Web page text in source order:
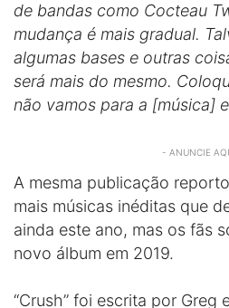
de bandas como Cocteau
mudança é mais gradual.
algumas bases e outras
será mais do mesmo.
não vamos para a [música]
- ANUNCIE
A mesma publicação
mais músicas inéditas que
ainda este ano, mas os fãs
novo álbum em 2019.
“Crush” foi escrita por Greg